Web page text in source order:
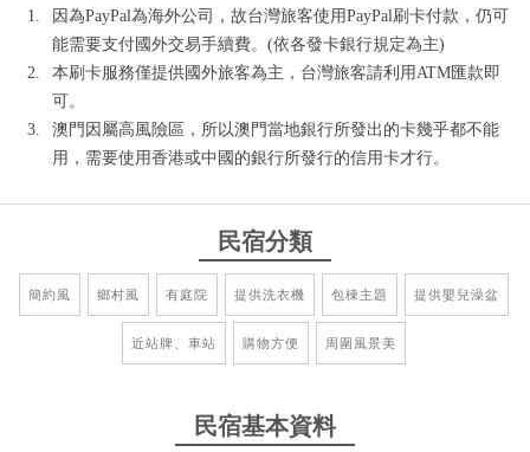
因為PayPal為海外公司，故台灣旅客使用PayPal刷卡付款，仍可
能需要支付國外交易手續費。(依各發卡銀行規定為主)
本刷卡服務僅提供國外旅客為主，台灣旅客請利用ATM匯款即
可。
澳門因屬高風險區，所以澳門當地銀行所發出的卡幾乎都不能
用，需要使用香港或中國的銀行所發行的信用卡才行。
民宿分類
簡約風 鄉村風 有庭院 提供洗衣機 包棟主題 提供嬰兒澡盆
近站牌、車站 購物方便 周圍風景美
民宿基本資料